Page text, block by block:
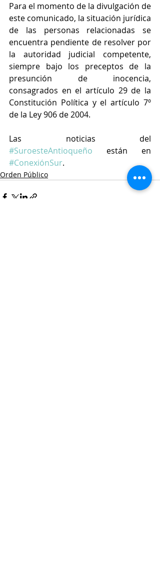
Para el momento de la divulgación de
este comunicado, la situación jurídica
de las personas relacionadas se
encuentra pendiente de resolver por
la autoridad judicial competente,
siempre bajo los preceptos de la
presunción de inocencia,
consagrados en el artículo 29 de la
Constitución Política y el artículo 7º
de la Ley 906 de 2004.
#SuroesteAntioqueño
#ConexiónSur.
Orden Público